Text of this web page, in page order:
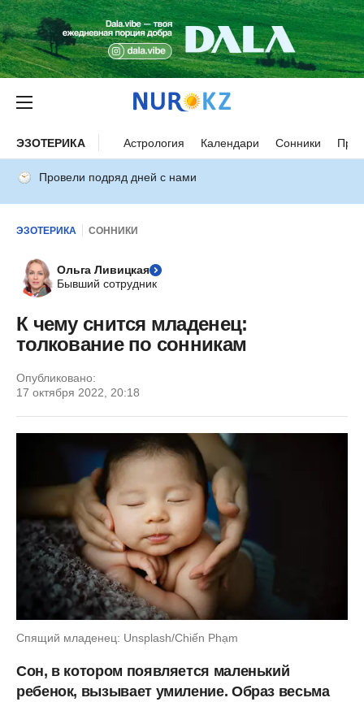
ЭЗОТЕРИКА Астрология Календари Сонники
Провели подряд дней с нами
ЭЗОТЕРИКА СОННИКИ
Ольга Ливицкая
Бывший сотрудник
К чему снится младенец:
толкование по сонникам
Опубликовано:
17 октября 2022, 20:18
Спящий младенец: Unsplash/Chiến Phạm
Сон, в котором появляется маленький
ребенок, вызывает умиление. Образ весьма